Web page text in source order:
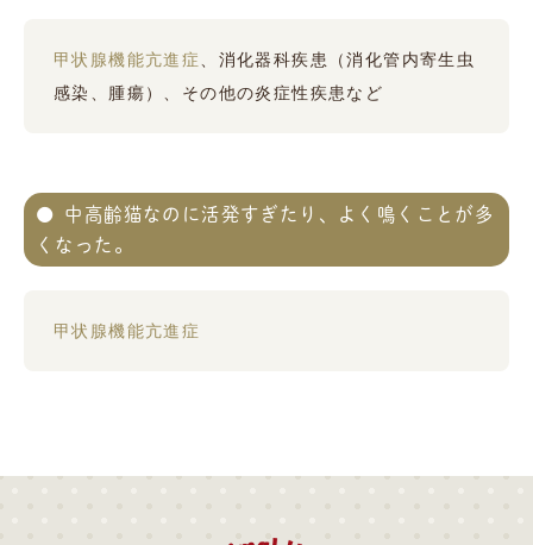
甲状腺機能亢進症
、消化器科疾患（消化管内寄生虫
感染、腫瘍）、その他の炎症性疾患など
中高齢猫なのに活発すぎたり、よく鳴くことが多
くなった。
甲状腺機能亢進症